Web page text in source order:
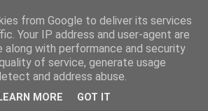
from Google to deliver its services
Your IP address and user-agent are
along with performance and security
of service, generate usage
and address abuse.
LEARN MORE GOT IT